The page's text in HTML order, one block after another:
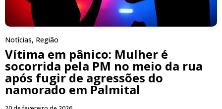
Notícias, Região
Vítima em pânico: Mulher é
socorrida pela PM no meio da rua
após fugir de agressões do
namorado em Palmital